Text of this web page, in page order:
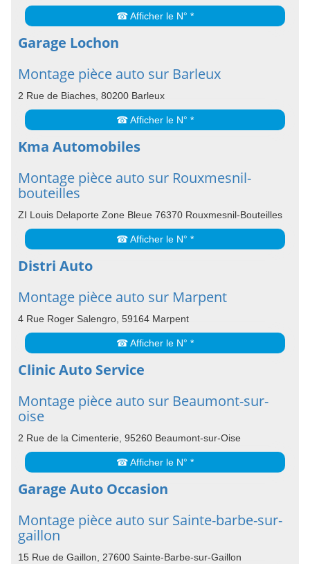
☎ Afficher le N° *
Garage Lochon
Montage pièce auto sur Barleux
2 Rue de Biaches, 80200 Barleux
☎ Afficher le N° *
Kma Automobiles
Montage pièce auto sur Rouxmesnil-
bouteilles
ZI Louis Delaporte Zone Bleue 76370 Rouxmesnil-Bouteilles
☎ Afficher le N° *
Distri Auto
Montage pièce auto sur Marpent
4 Rue Roger Salengro, 59164 Marpent
☎ Afficher le N° *
Clinic Auto Service
Montage pièce auto sur Beaumont-sur-
oise
2 Rue de la Cimenterie, 95260 Beaumont-sur-Oise
☎ Afficher le N° *
Garage Auto Occasion
Montage pièce auto sur Sainte-barbe-sur-
gaillon
15 Rue de Gaillon, 27600 Sainte-Barbe-sur-Gaillon